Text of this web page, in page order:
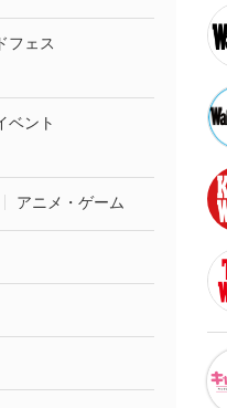
フェス
ベント
アニメ・ゲーム